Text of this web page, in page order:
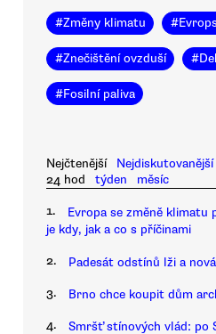
#Změny klimatu #
#Znečištění ovzduší #
#Fosilní paliva
Nejčtenější
Nejdiskutovanější
24 hod
týden měsíc
1.
Evropa se změně klimatu
je kdy, jak a co s příčinami
2. Padesát odstínů lži a
3. Brno chce koupit dům
4.
Smršť stínových vlád: po